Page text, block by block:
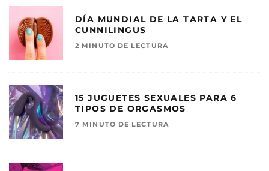
DÍA MUNDIAL DE LA TARTA Y EL
CUNNILINGUS
2 MINUTO DE LECTURA
15 JUGUETES SEXUALES PARA 6
TIPOS DE ORGASMOS
7 MINUTO DE LECTURA